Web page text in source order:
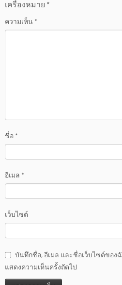
เครื่องหมาย *
ความเห็น *
ชื่อ *
อีเมล *
เว็บไซต์
บันทึกชื่อ, อีเมล และชื่อเว็บไซต์ของ
แสดงความเห็นครั้งถัดไป